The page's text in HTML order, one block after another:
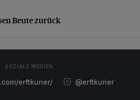
Beute zurück
Beute zurück
SOZIALE MEDIEN
erftkurier/ @erftkurier